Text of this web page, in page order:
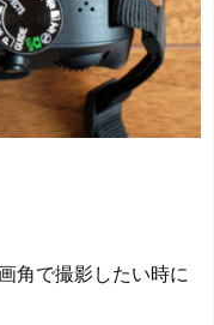
角で撮影したい時に